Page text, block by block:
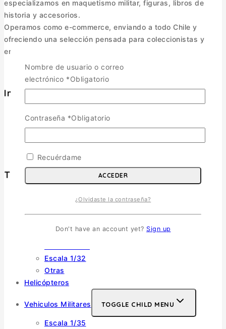
especializamos en maquetismo militar, figuras, libros de
historia y accesorios.
Operamos como e-commerce, enviando a todo Chile y
ofreciendo una selección pensada para coleccionistas y
entusiastas.
Informacion
Cambios y Devoluciones
Tienda
TOGGLE CHILD MENU
Escala 1/48
Escala 1/32
Otras
Helicópteros
Vehiculos Militares TOGGLE CHILD MENU
Escala 1/35
Nombre de usuario o correo
electrónico *Obligatorio
Contraseña *Obligatorio
Recuérdame
ACCEDER
¿Olvidaste la contraseña?
Don't have an account yet? Sign up